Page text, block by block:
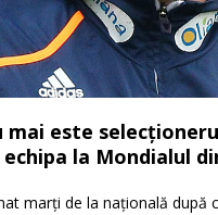
mai este
la Mondialul
marți de la națională după